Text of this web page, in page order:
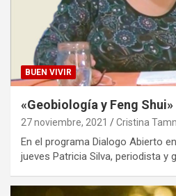
BUEN VIVIR
«Geobiología y Feng Shui»
27 noviembre, 2021 Cristina
En el programa Dialogo Abierto
jueves Patricia Silva, periodista y